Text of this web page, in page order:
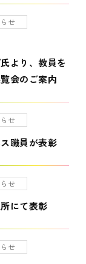
せ
より、教員を
会のご案内
せ
職員が表彰
せ
にて表彰
せ